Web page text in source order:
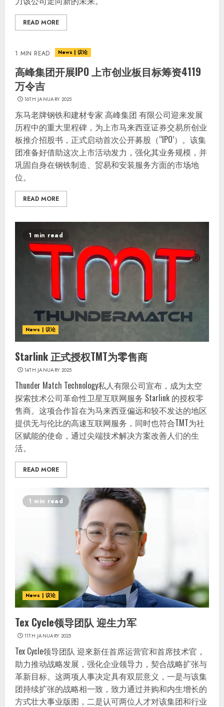
READ MORE
1 MIN READ News | 议论
高峰集团开展IPO 上市创业板目标筹资4119
万令吉
16TH JANUARY 2025
东马老牌钢铁和建材专家 高峰集团 有限公司迎来发展
历程中的重大里程碑，为上市马来西亚证券交易所创业
板推介招股书，正式启动首次公开募股（“IPO’）。该集
团准备好借助这次上市活动发力，强化其业务规模，并
巩固自身在钢铁制造、贸易和安装服务方面的市场地
位。
READ MORE
1 min read
News | 议论
Starlink 正式授权TMT为零售商
14TH JANUARY 2025
Thunder Match Technology私人有限公司宣布，成为太空
探索技术公司革命性卫星互联网服务 Starlink 的授权零
售商。这项合作旨在为马来西亚偏远和较不发达的地区
提供无与伦比的高速互联网服务，同时也符合TMT为社
区赋能的使命，通过尖端技术解决方案改善人们的生
活。
READ MORE
1 min read
News | 议论
Tex Cycle领导团队 迎生力军
11TH JANUARY 2025
Tex Cycle领导团队 迎來新任首席运营官和首席技术官，
助力推动战略发展，强化企业领导力，契合战略扩张与
革新目标。这两项人事决定具有双层意义，一是与该集
团持续扩张的战略相一致，致力通过并购和内生增长的
方式壮大事业版图，二是认可两位人才对该集团和行业